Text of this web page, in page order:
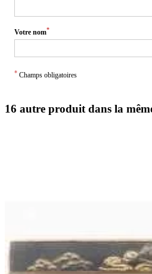
Votre nom*
* Champs obligatoires
16 autre produit dans la